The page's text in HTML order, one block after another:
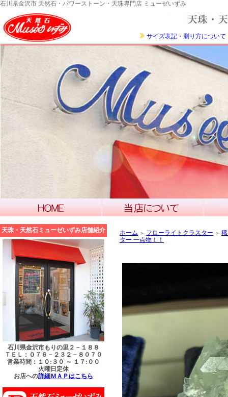
石川県金沢市 天然石・パワーストーン・天珠専門店 ミューゼいずみ
サイズ表記・測り方について
天珠・天然石ミューゼいずみ店舗紹介
石川県金沢市もりの里２－１８８
ＴＥＬ：０７６－２３２－８０７０
営業時間：１０:３０ ～ １７:００
火曜日定休
お店への詳細ＭＡＰはこちら
ホーム ＞ フローライトクラスター ＞
ター 一点物！！